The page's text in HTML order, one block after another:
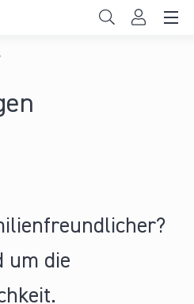
um die